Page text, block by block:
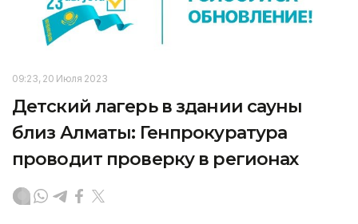
09:23, 20 Июля 2023
Детский лагерь в здании сауны
близ Алматы: Генпрокуратура
проводит проверку в регионах